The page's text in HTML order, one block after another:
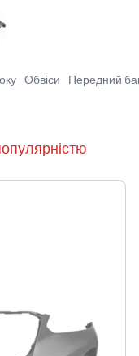
Обвіси Передний